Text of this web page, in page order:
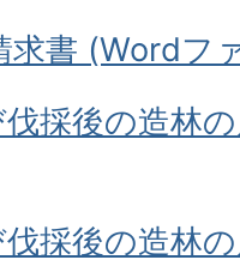
求書 (Wordフ
採後の造林
採後の造林